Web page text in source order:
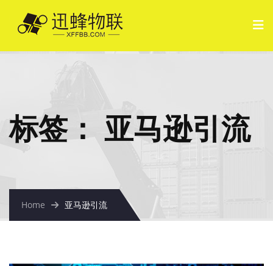
标签： 亚马逊引流
Home 亚马逊引流